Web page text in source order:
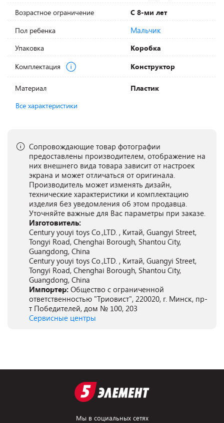
Возрастное ограничение
С 8-ми лет
Пол ребенка
Мальчик
Упаковка
Коробка
Комплектация
Конструктор
Материал
Пластик
Все характеристики
Сопровождающие товар фотографии
предоставлены производителем, отображение на
них внешнего вида товара зависит от настроек
экрана и может отличаться от оригинала.
Производитель может изменять дизайн,
технические характеристики и комплектацию
изделия без уведомления об этом продавца.
Уточняйте важные для Вас параметры при заказе.
Изготовитель:
Century youyi toys Co.,LTD. , Китай, Guangyi Street,
Tongyi Road, Chenghai Borough, Shantou City,
Guangdong, China
Century youyi toys Co.,LTD. , Китай, Guangyi Street,
Tongyi Road, Chenghai Borough, Shantou City,
Guangdong, China
Импортер: Общество с ограниченной
ответственностью "Триовист", 220020, г. Минск, пр-
т Победителей, дом № 100, 203
Сервисные центры
Мы в социальных сетях